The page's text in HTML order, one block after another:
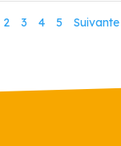
2 3 4 5 Suivante